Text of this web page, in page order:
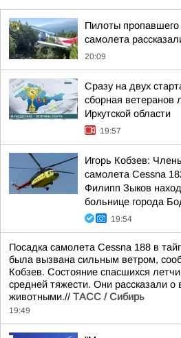
Пилоты
самолета
20:09
Сразу на двух
сборная ветеранов
Иркутской области
19:57
Игорь Кобзев:
самолета Cessna
Филипп Зыков
больнице города
19:54
Посадка самолета Cessna 188 в
была вызвана сильным ветром,
Кобзев. Состояние спасшихся
средней тяжести. Они рассказали о
животными.// ТАСС / Сибирь
19:49